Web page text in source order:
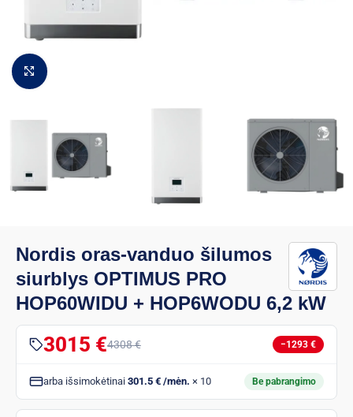
Padidinti vaizdą
Nordis oras-vanduo šilumos
siurblys OPTIMUS PRO
HOP60WIDU + HOP6WODU 6,2 kW
3015 €4308 € −1293 €
arba išsimokėtinai 301.5 € /mėn. × 10 Be pabrangimo